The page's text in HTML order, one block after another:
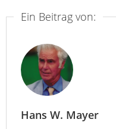
Ein Beitrag von:
Hans W. Mayer